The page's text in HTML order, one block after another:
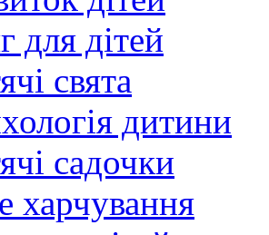
для дітей
свята
дитини
садочки
харчування